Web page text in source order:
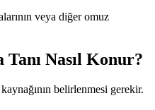
veya diğer omuz
Tanı Nasıl Konur?
belirlenmesi gerekir.